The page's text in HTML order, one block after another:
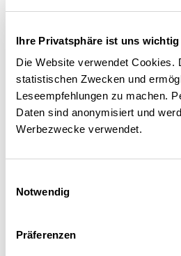
Ihre Privatsphäre ist uns wichtig
Die Website verwendet Cookies.
statistischen Zwecken und
Leseempfehlungen zu machen.
Daten sind anonymisiert und
Werbezwecke verwendet.
Notwendig
Präferenzen
Enfin, l’absence de
secondaire et de
bourse fait
intégration dans
traditionnelle et au
d’échelle. En
effets de levier
modestes.